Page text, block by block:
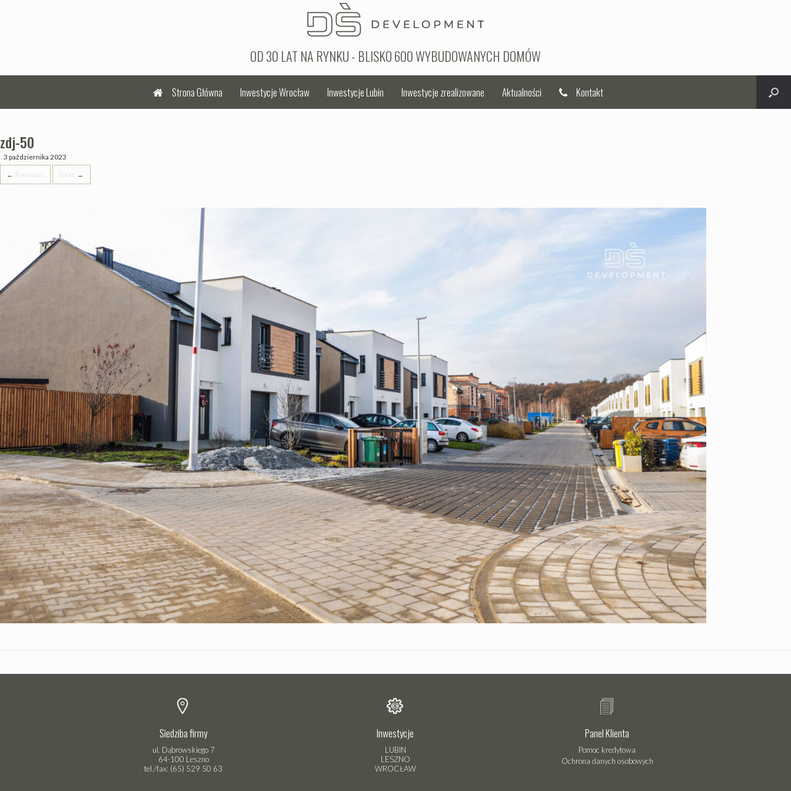
OD 30 LAT NA RYNKU - BLISKO 600 WYBUDOWANYCH DOMÓW
Strona Główna Inwestycje Wrocław Inwestycje Lubin Inwestycje zrealizowane Aktualności Kontakt
zdj-50
3 października 2023
← Previous Next →
Siedziba firmy
ul. Dąbrowskiego 7
64-100 Leszno
tel./fax: (65) 529 50 63
Inwestycje
LUBIN
LESZNO
WROCŁAW
Panel Klienta
Pomoc kredytowa
Ochrona danych osobowych